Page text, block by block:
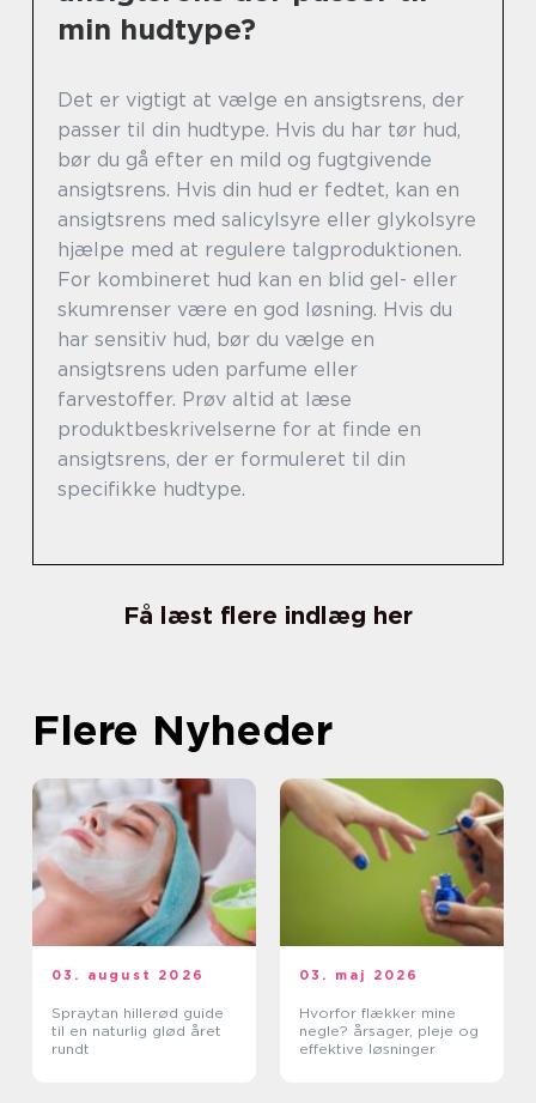
min hudtype?
Det er vigtigt at vælge en ansigtsrens, der
passer til din hudtype. Hvis du har tør hud,
bør du gå efter en mild og fugtgivende
ansigtsrens. Hvis din hud er fedtet, kan en
ansigtsrens med salicylsyre eller glykolsyre
hjælpe med at regulere talgproduktionen.
For kombineret hud kan en blid gel- eller
skumrenser være en god løsning. Hvis du
har sensitiv hud, bør du vælge en
ansigtsrens uden parfume eller
farvestoffer. Prøv altid at læse
produktbeskrivelserne for at finde en
ansigtsrens, der er formuleret til din
specifikke hudtype.
Få læst flere indlæg her
Flere Nyheder
03. august 2026
Spraytan hillerød guide
til en naturlig glød året
rundt
03. maj 2026
Hvorfor flækker mine
negle? årsager, pleje og
effektive løsninger